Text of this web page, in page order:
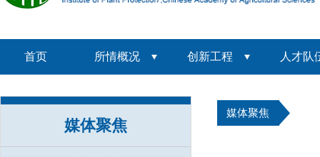
首页 所情概况 创新工程 人才队
媒体聚焦
媒体聚焦